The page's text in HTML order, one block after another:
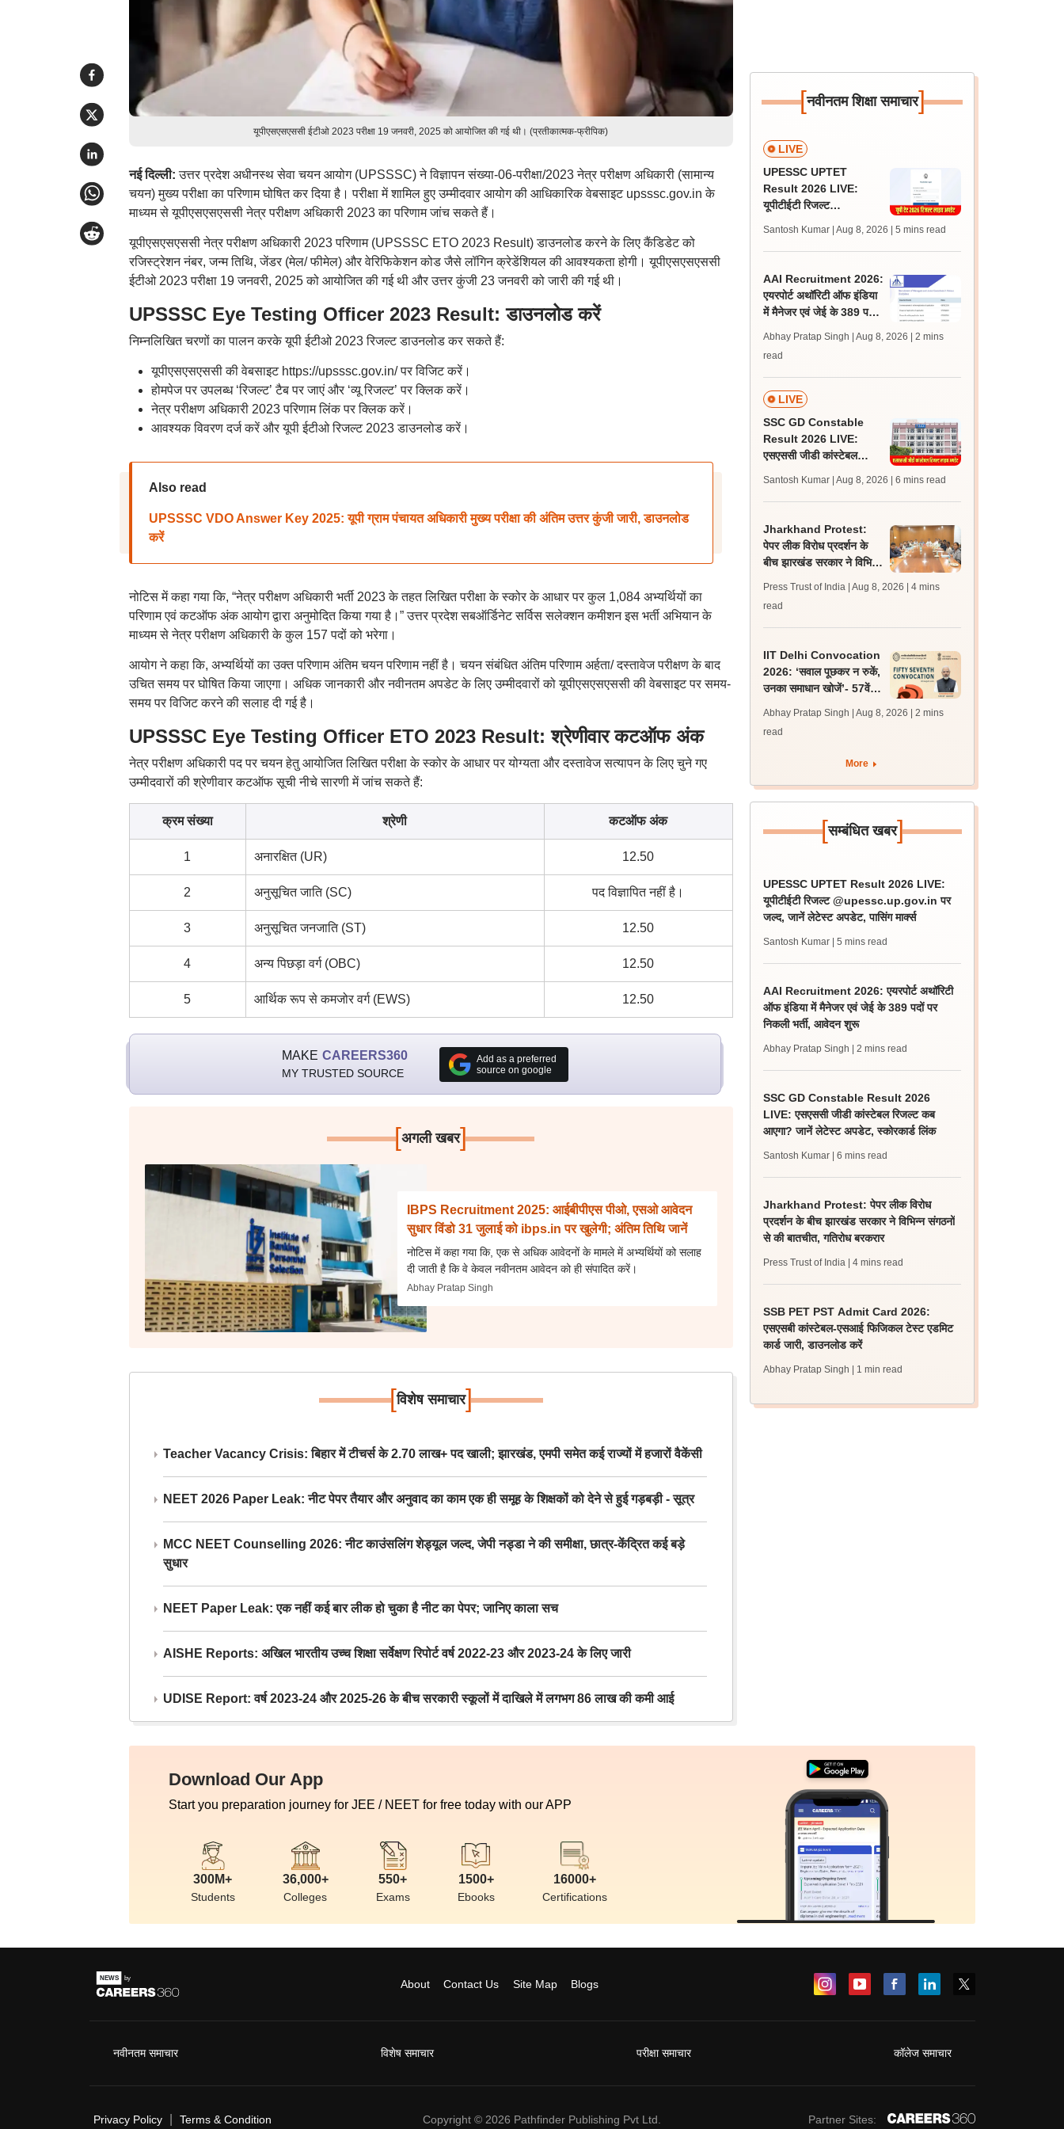
यूपीएसएसएससी ईटीओ 2023 परीक्षा 19 जनवरी, 2025 को आयोजित की गई थी। (प्रतीकात्मक-फ्रीपिक)
नई दिल्ली: उत्तर प्रदेश अधीनस्थ सेवा चयन आयोग (UPSSSC) ने विज्ञापन संख्या-06-परीक्षा/2023 नेत्र परीक्षण अधिकारी (सामान्य
चयन) मुख्य परीक्षा का परिणाम घोषित कर दिया है। परीक्षा में शामिल हुए उम्मीदवार आयोग की आधिकारिक वेबसाइट upsssc.gov.in के
माध्यम से यूपीएसएसएससी नेत्र परीक्षण अधिकारी 2023 का परिणाम जांच सकते हैं।
यूपीएसएसएससी नेत्र परीक्षण अधिकारी 2023 परिणाम (UPSSSC ETO 2023 Result) डाउनलोड करने के लिए कैंडिडेट को
रजिस्ट्रेशन नंबर, जन्म तिथि, जेंडर (मेल/ फीमेल) और वेरिफिकेशन कोड जैसे लॉगिन क्रेडेंशियल की आवश्यकता होगी। यूपीएसएसएससी
ईटीओ 2023 परीक्षा 19 जनवरी, 2025 को आयोजित की गई थी और उत्तर कुंजी 23 जनवरी को जारी की गई थी।
UPSSSC Eye Testing Officer 2023 Result: डाउनलोड करें
निम्नलिखित चरणों का पालन करके यूपी ईटीओ 2023 रिजल्ट डाउनलोड कर सकते हैं:
यूपीएसएसएससी की वेबसाइट https://upsssc.gov.in/ पर विजिट करें।
होमपेज पर उपलब्ध ‘रिजल्ट’ टैब पर जाएं और ‘व्यू रिजल्ट’ पर क्लिक करें।
नेत्र परीक्षण अधिकारी 2023 परिणाम लिंक पर क्लिक करें।
आवश्यक विवरण दर्ज करें और यूपी ईटीओ रिजल्ट 2023 डाउनलोड करें।
Also read
UPSSSC VDO Answer Key 2025: यूपी ग्राम पंचायत अधिकारी मुख्य परीक्षा की अंतिम उत्तर कुंजी जारी, डाउनलोड
करें
नोटिस में कहा गया कि, “नेत्र परीक्षण अधिकारी भर्ती 2023 के तहत लिखित परीक्षा के स्कोर के आधार पर कुल 1,084 अभ्यर्थियों का
परिणाम एवं कटऑफ अंक आयोग द्वारा अनुमोदित किया गया है।” उत्तर प्रदेश सबऑर्डिनेट सर्विस सलेक्शन कमीशन इस भर्ती अभियान के
माध्यम से नेत्र परीक्षण अधिकारी के कुल 157 पदों को भरेगा।
आयोग ने कहा कि, अभ्यर्थियों का उक्त परिणाम अंतिम चयन परिणाम नहीं है। चयन संबंधित अंतिम परिणाम अर्हता/ दस्तावेज परीक्षण के बाद
उचित समय पर घोषित किया जाएगा। अधिक जानकारी और नवीनतम अपडेट के लिए उम्मीदवारों को यूपीएसएसएससी की वेबसाइट पर समय-
समय पर विजिट करने की सलाह दी गई है।
UPSSSC Eye Testing Officer ETO 2023 Result: श्रेणीवार कटऑफ अंक
नेत्र परीक्षण अधिकारी पद पर चयन हेतु आयोजित लिखित परीक्षा के स्कोर के आधार पर योग्यता और दस्तावेज सत्यापन के लिए चुने गए
उम्मीदवारों की श्रेणीवार कटऑफ सूची नीचे सारणी में जांच सकते हैं:
क्रम संख्या श्रेणी कटऑफ अंक
1 अनारक्षित (UR) 12.50
2 अनुसूचित जाति (SC) पद विज्ञापित नहीं है।
3 अनुसूचित जनजाति (ST) 12.50
4 अन्य पिछड़ा वर्ग (OBC) 12.50
5 आर्थिक रूप से कमजोर वर्ग (EWS) 12.50
MAKE CAREERS360
MY TRUSTED SOURCE
Add as a preferred
source on google
[अगली खबर]
IBPS Recruitment 2025: आईबीपीएस पीओ, एसओ आवेदन
सुधार विंडो 31 जुलाई को ibps.in पर खुलेगी; अंतिम तिथि जानें
नोटिस में कहा गया कि, एक से अधिक आवेदनों के मामले में अभ्यर्थियों को सलाह
दी जाती है कि वे केवल नवीनतम आवेदन को ही संपादित करें।
Abhay Pratap Singh
[विशेष समाचार]
Teacher Vacancy Crisis: बिहार में टीचर्स के 2.70 लाख+ पद खाली; झारखंड, एमपी समेत कई राज्यों में हजारों वैकेंसी
NEET 2026 Paper Leak: नीट पेपर तैयार और अनुवाद का काम एक ही समूह के शिक्षकों को देने से हुई गड़बड़ी - सूत्र
MCC NEET Counselling 2026: नीट काउंसलिंग शेड्यूल जल्द, जेपी नड्डा ने की समीक्षा, छात्र-केंद्रित कई बड़े
सुधार
NEET Paper Leak: एक नहीं कई बार लीक हो चुका है नीट का पेपर; जानिए काला सच
AISHE Reports: अखिल भारतीय उच्च शिक्षा सर्वेक्षण रिपोर्ट वर्ष 2022-23 और 2023-24 के लिए जारी
UDISE Report: वर्ष 2023-24 और 2025-26 के बीच सरकारी स्कूलों में दाखिले में लगभग 86 लाख की कमी आई
[नवीनतम शिक्षा समाचार]
LIVE
UPESSC UPTET
Result 2026 LIVE:
यूपीटीईटी रिजल्ट
जल्द, जानें लेटेस्ट अपडेट,
पासिंग मार्क्स
Santosh Kumar | Aug 8, 2026 | 5 mins read
AAI Recruitment 2026:
एयरपोर्ट अथॉरिटी ऑफ इंडिया
में मैनेजर एवं जेई के 389 पदों
Abhay Pratap Singh | Aug 8, 2026
| 2 mins
read
LIVE
SSC GD Constable
Result 2026 LIVE:
एसएससी जीडी कांस्टेबल
लेटेस्ट अपडेट, स्कोरकार्ड लिंक
Santosh Kumar | Aug 8, 2026 | 6 mins read
Jharkhand Protest:
पेपर लीक विरोध प्रदर्शन के
बीच झारखंड सरकार ने विभिन्न
Press Trust of India | Aug 8, 2026
| 4 mins
read
IIT Delhi Convocation
2026: ‘सवाल पूछकर न रुकें,
उनका समाधान खोजें’- 57वें
Abhay Pratap Singh | Aug 8, 2026
| 2 mins
read
More
[सम्बंधित खबर]
UPESSC UPTET Result 2026 LIVE:
यूपीटीईटी रिजल्ट @upessc.up.gov.in पर
जल्द, जानें लेटेस्ट अपडेट, पासिंग मार्क्स
Santosh Kumar | 5 mins read
AAI Recruitment 2026: एयरपोर्ट अथॉरिटी
ऑफ इंडिया में मैनेजर एवं जेई के 389 पदों पर
निकली भर्ती, आवेदन शुरू
Abhay Pratap Singh | 2 mins read
SSC GD Constable Result 2026
LIVE: एसएससी जीडी कांस्टेबल रिजल्ट कब
आएगा? जानें लेटेस्ट अपडेट, स्कोरकार्ड लिंक
Santosh Kumar | 6 mins read
Jharkhand Protest: पेपर लीक विरोध
प्रदर्शन के बीच झारखंड सरकार ने विभिन्न संगठनों
से की बातचीत, गतिरोध बरकरार
Press Trust of India | 4 mins read
SSB PET PST Admit Card 2026:
एसएसबी कांस्टेबल-एसआई फिजिकल टेस्ट एडमिट
कार्ड जारी, डाउनलोड करें
Abhay Pratap Singh | 1 min read
Download Our App
Start you preparation journey for JEE / NEET for free today with our APP
300M+
Students
36,000+
Colleges
550+
Exams
1500+
Ebooks
16000+
Certifications
About Contact Us Site Map Blogs
नवीनतम समाचार विशेष समाचार परीक्षा समाचार कॉलेज समाचार
Privacy Policy Terms & Condition Copyright © 2026 Pathfinder Publishing Pvt Ltd. Partner Sites: